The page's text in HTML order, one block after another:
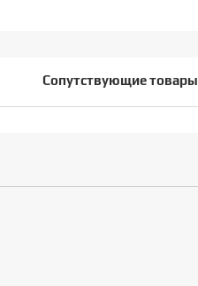
Сопутствующие товары